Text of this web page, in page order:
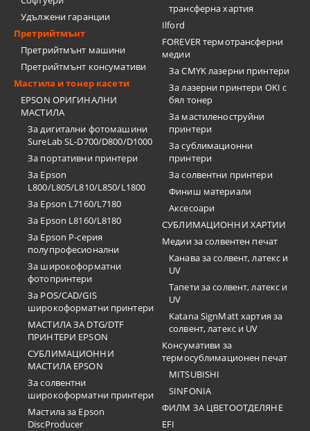
Удължени гаранции
Претрийтмънт
Претрийтмънт машини
Претрийтмънт консумативи
Мастила и тонер касети
EPSON ОРИГИНАЛНИ
МАСТИЛА
За дигитални фотомашини
SureLab SL-D700/D800/D1000
За портативни принтери
За Epson
L800/L805/L810/L850/L1800
За Epson L7160/L7180
За Epson L8160/L8180
За Epson P-серия
полупрофесионални
За широкоформатни
фотопринтери
За POS/CAD/GIS
широкоформатни принтери
МАСТИЛА ЗА DTG/DTF
ПРИНТЕРИ EPSON
СУБЛИМАЦИОННИ
МАСТИЛА EPSON
За солвентни
широкоформатни принтери
Мастила за Epson
DiscProducer
трансферна хартия
Ilford
FOREVER термотрансферни
медии
За CMYK лазерни принтери
За лазерни принтери OKI с
бял тонер
За мастиленоструйни
принтери
За сублимационни
принтери
За солвентни принтери
Финиш материали
Аксесоари
СУБЛИМАЦИОННИ ХАРТИИ
Медии за солвентен печат
Канава за солвент, латекс и
UV
Тапети за солвент, латекс и
UV
Katana SignMatt хартия за
солвент, латекс и UV
Консумативи за
термосублимационен печат
MITSUBISHI
SINFONIA
ФИЛМ ЗА ЦВЕТООТДЕЛЯНЕ
EFI